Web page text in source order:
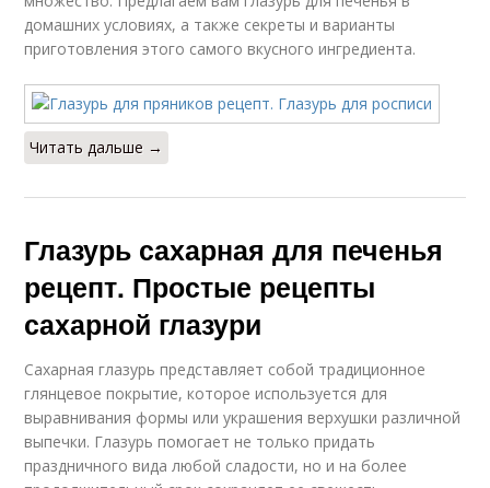
домашних условиях, а также секреты и варианты
приготовления этого самого вкусного ингредиента.
Читать дальше →
Глазурь сахарная для печенья
рецепт. Простые рецепты
сахарной глазури
Сахарная глазурь представляет собой традиционное
глянцевое покрытие, которое используется для
выравнивания формы или украшения верхушки различной
выпечки. Глазурь помогает не только придать
праздничного вида любой сладости, но и на более